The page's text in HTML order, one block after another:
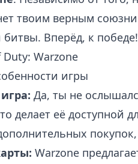
твоим верным
битвы. Вперёд, к победе!
Warzone
игры
Да, ты не
делает её доступной
Warzone